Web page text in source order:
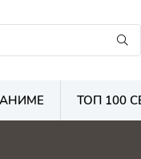
ТОП 100